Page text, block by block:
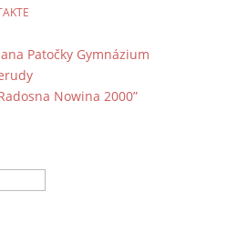
Patočky Gymnázium
Nowina 2000”